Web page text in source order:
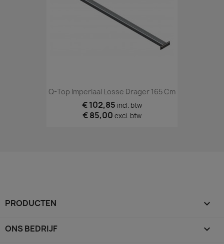
Q-Top Imperiaal Losse Drager 165 Cm
€ 102,85 incl. btw
€ 85,00 excl. btw
PRODUCTEN 
ONS BEDRIJF 